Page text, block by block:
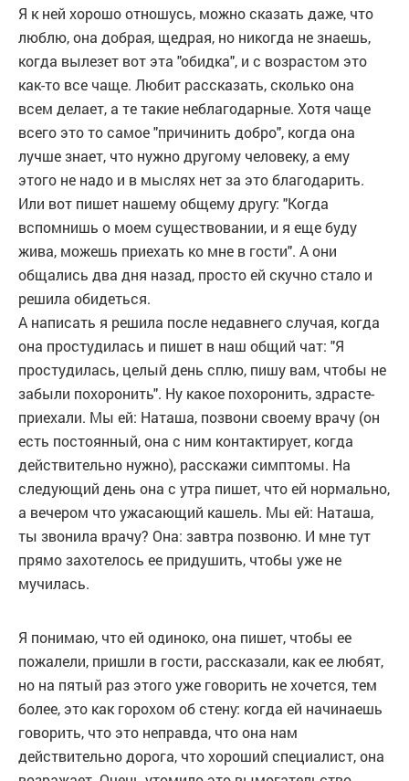
Я к ней хорошо отношусь, можно сказать даже, что
люблю, она добрая, щедрая, но никогда не знаешь,
когда вылезет вот эта "обидка", и с возрастом это
как-то все чаще. Любит рассказать, сколько она
всем делает, а те такие неблагодарные. Хотя чаще
всего это то самое "причинить добро", когда она
лучше знает, что нужно другому человеку, а ему
этого не надо и в мыслях нет за это благодарить.
Или вот пишет нашему общему другу: "Когда
вспомнишь о моем существовании, и я еще буду
жива, можешь приехать ко мне в гости". А они
общались два дня назад, просто ей скучно стало и
решила обидеться.
А написать я решила после недавнего случая, когда
она простудилась и пишет в наш общий чат: "Я
простудилась, целый день сплю, пишу вам, чтобы не
забыли похоронить". Ну какое похоронить, здрасте-
приехали. Мы ей: Наташа, позвони своему врачу (он
есть постоянный, она с ним контактирует, когда
действительно нужно), расскажи симптомы. На
следующий день она с утра пишет, что ей нормально,
а вечером что ужасающий кашель. Мы ей: Наташа,
ты звонила врачу? Она: завтра позвоню. И мне тут
прямо захотелось ее придушить, чтобы уже не
мучилась.
Я понимаю, что ей одиноко, она пишет, чтобы ее
пожалели, пришли в гости, рассказали, как ее любят,
но на пятый раз этого уже говорить не хочется, тем
более, это как горохом об стену: когда ей начинаешь
говорить, что это неправда, что она нам
действительно дорога, что хороший специалист, она